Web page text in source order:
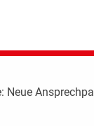
Neue